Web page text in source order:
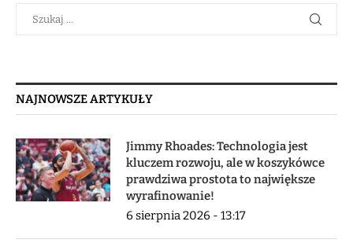
NAJNOWSZE ARTYKUŁY
Jimmy Rhoades: Technologia jest
kluczem rozwoju, ale w koszykówce
prawdziwa prostota to największe
wyrafinowanie!
6 sierpnia 2026 - 13:17